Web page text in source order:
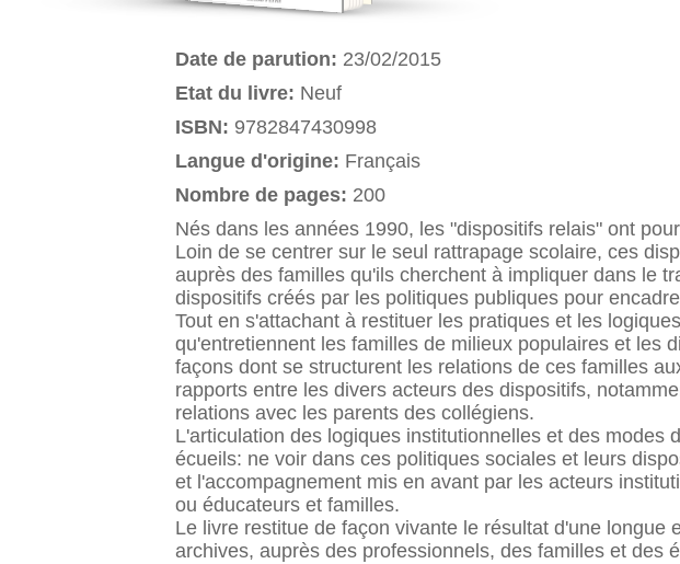
Date de parution: 23/02/2015
Etat du livre: Neuf
ISBN: 9782847430998
Langue d'origine: Français
Nombre de pages: 200
Nés dans les années 1990, les "dispositifs relais" ont
Loin de se centrer sur le seul rattrapage scolaire, ces
auprès des familles qu'ils cherchent à impliquer dans le
dispositifs créés par les politiques publiques pour
Tout en s'attachant à restituer les pratiques et les
qu'entretiennent les familles de milieux populaires et les
façons dont se structurent les relations de ces familles
rapports entre les divers acteurs des dispositifs,
relations avec les parents des collégiens.
L'articulation des logiques institutionnelles et des
écueils: ne voir dans ces politiques sociales et leurs
et l'accompagnement mis en avant par les acteurs
ou éducateurs et familles.
Le livre restitue de façon vivante le résultat d'une
archives, auprès des professionnels, des familles et des